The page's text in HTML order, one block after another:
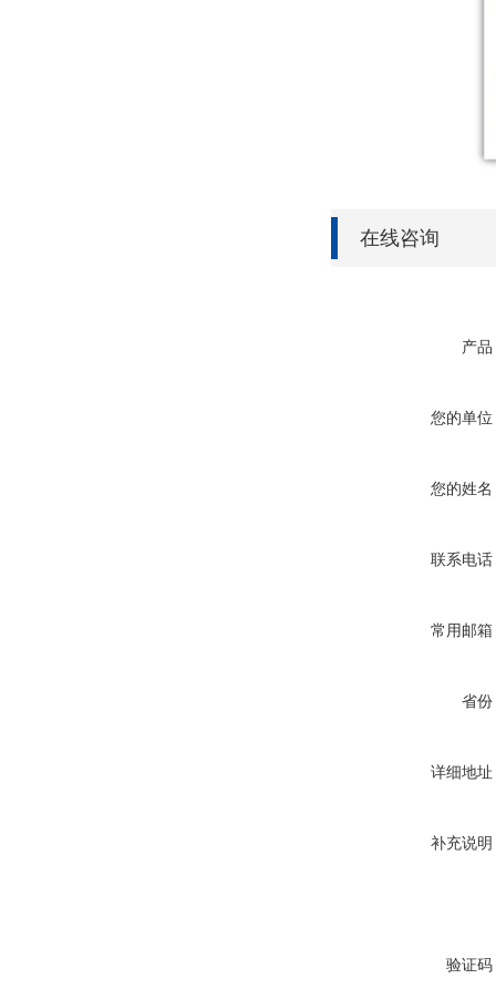
在线咨询
产品
您的单位
您的姓名
联系电话
常用邮箱
省份
详细地址
补充说明
验证码